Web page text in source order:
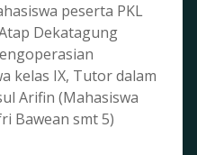
peserta PKL
Dekatagung
kelas IX, Tutor dalam
Arifin (Mahasiswa
Bawean smt 5)